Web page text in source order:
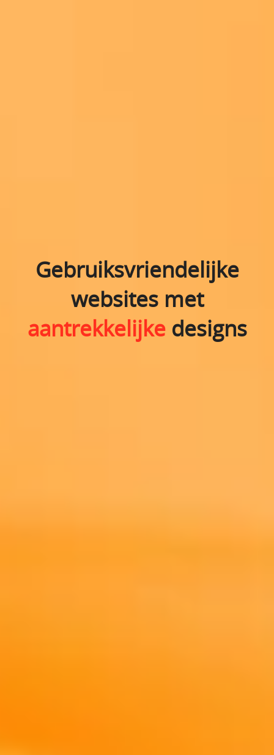
Gebruiksvriendelijke
websites met
aantrekkelijkedesigns